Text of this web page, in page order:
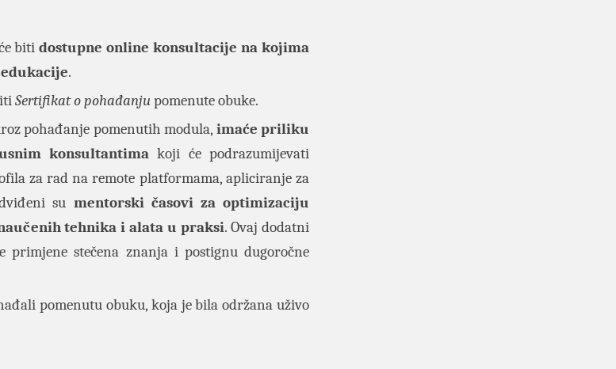
bitidostupne online konsultacije na kojima
.
Sertifikat o pohađanjupomenute obuke.
pohađanje pomenutih modula, imaće priliku
konsultantima koji će podrazumijevati
za rad na remote platformama, apliciranje za
su mentorski časovi za optimizaciju
tehnika i alata u praksi. Ovaj dodatni
primjene stečena znanja i postignu dugoročne
pomenutu obuku, koja je bila održana uživo